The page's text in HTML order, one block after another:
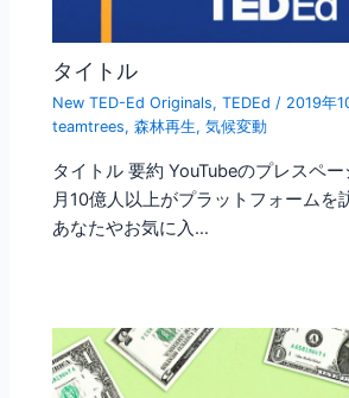
タイトル
New TED-Ed Originals,TEDEd / 2019年
teamtrees,森林再生,気候変動
タイトル 要約 YouTubeのプレスペ
月10億人以上がプラットフォームを
あなたやお気に入…